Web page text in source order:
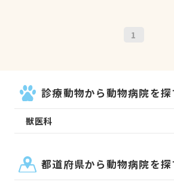
1
診療動物から動物病院を探
獣医科
都道府県から動物病院を探